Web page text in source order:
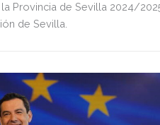
Provincia de Sevilla 2024/
de Sevilla.